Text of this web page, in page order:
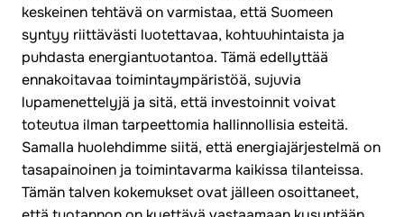
keskeinen tehtävä on varmistaa, että Suomeen
syntyy riittävästi luotettavaa, kohtuuhintaista ja
puhdasta energiantuotantoa. Tämä edellyttää
ennakoitavaa toimintaympäristöä, sujuvia
lupamenettelyjä ja sitä, että investoinnit voivat
toteutua ilman tarpeettomia hallinnollisia esteitä.
Samalla huolehdimme siitä, että energiajärjestelmä on
tasapainoinen ja toimintavarma kaikissa tilanteissa.
Tämän talven kokemukset ovat jälleen osoittaneet,